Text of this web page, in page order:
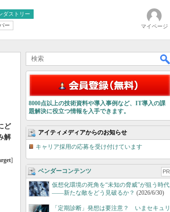
ダストリー
ー マイページ
ど
解
]
8000点以上の技術資料や導入事例など、IT導入の課
題解決に役立つ情報を入手できます。
アイティメディアからのお知らせ
キャリア採用の応募を受け付けています
ベンダーコンテンツ PR
仮想化環境の死角を“未知の脅威”が狙う時代
――新たな敵をどう見破るか？ (2026/6/30)
「定期診断」発想は要注意？ いまセキュリ